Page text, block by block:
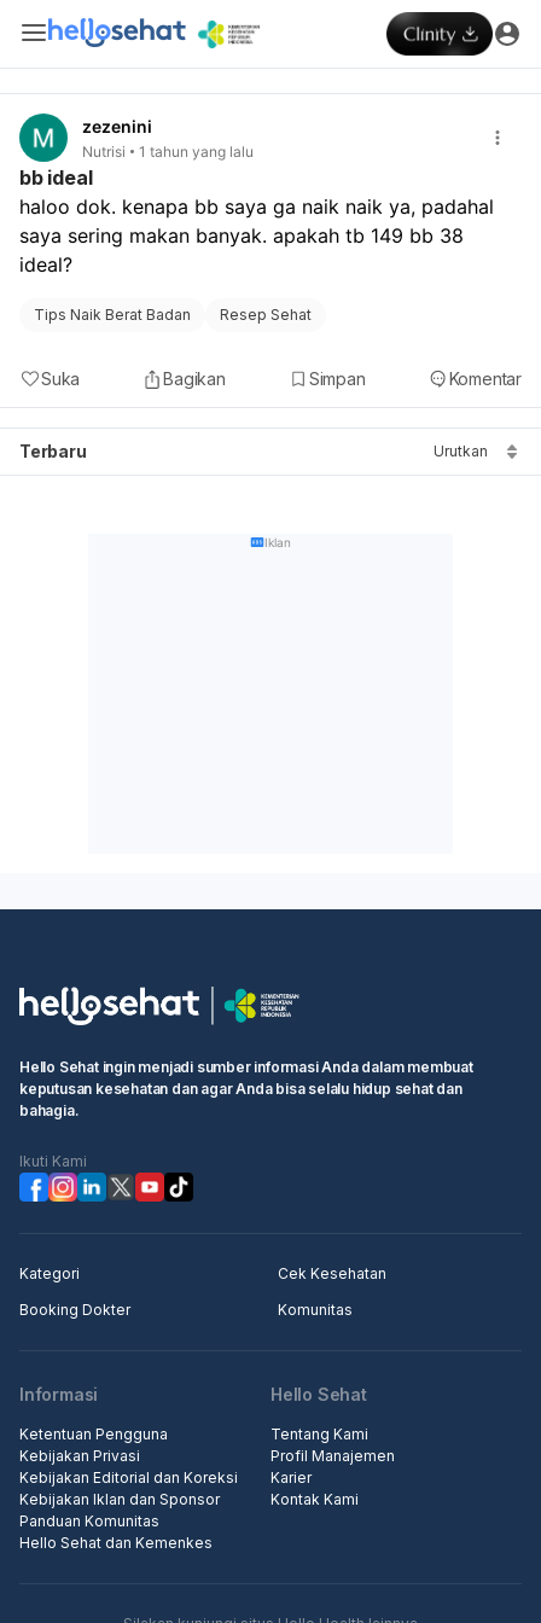
zezenini
Nutrisi 1 tahun yang lalu
bb ideal
haloo dok. kenapa bb saya ga naik naik ya, padahal
saya sering makan banyak. apakah tb 149 bb 38
ideal?
Tips Naik Berat Badan Resep Sehat
Suka Bagikan Simpan Komentar
Terbaru Urutkan
Iklan
Hello Sehat ingin menjadi sumber informasi Anda dalam membuat
keputusan kesehatan dan agar Anda bisa selalu hidup sehat dan
bahagia.
Ikuti Kami
Kategori
Cek Kesehatan
Booking Dokter
Komunitas
Informasi
Ketentuan Pengguna
Kebijakan Privasi
Kebijakan Editorial dan Koreksi
Kebijakan Iklan dan Sponsor
Panduan Komunitas
Hello Sehat dan Kemenkes
Hello Sehat
Tentang Kami
Profil Manajemen
Karier
Kontak Kami